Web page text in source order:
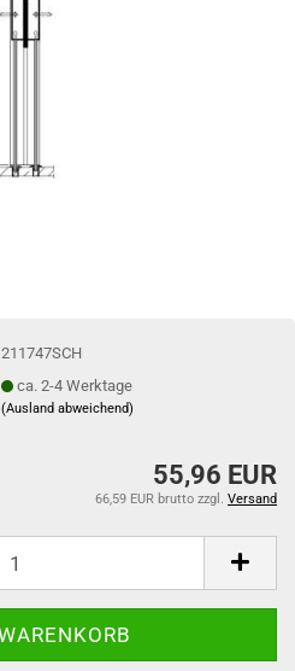
211747SCH
ca. 2-4 Werktage
(Ausland abweichend)
55,96 EUR
66,59 EUR brutto zzgl. Versand